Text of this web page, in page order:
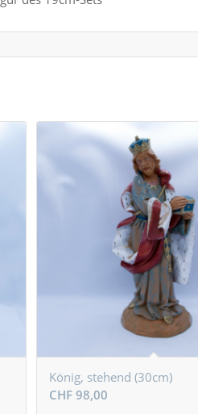
König, stehend (30cm)
CHF 98,00